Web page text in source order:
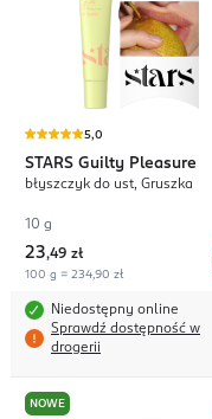
5,0
STARS Guilty Pleasure
błyszczyk do ust, Gruszka
10 g
23,49 zł
100 g = 234,90 zł
Niedostępny online
Sprawdź dostępność w
drogerii
NOWE